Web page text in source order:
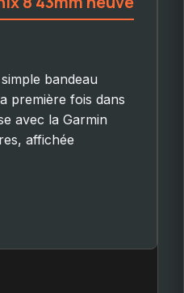
bandeau
première fois dans
avec la Garmin
affichée